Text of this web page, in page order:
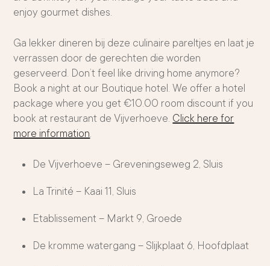
enjoy gourmet dishes.
Ga lekker dineren bij deze culinaire pareltjes en laat je
verrassen door de gerechten die worden
geserveerd. Don’t feel like driving home anymore?
Book a night at our Boutique hotel. We offer a hotel
package where you get €10.00 room discount if you
book at restaurant de Vijverhoeve. Click here for
more information.
De Vijverhoeve – Greveningseweg 2, Sluis
La Trinité – Kaai 11, Sluis
Etablissement – Markt 9, Groede
De kromme watergang – Slijkplaat 6, Hoofdplaat